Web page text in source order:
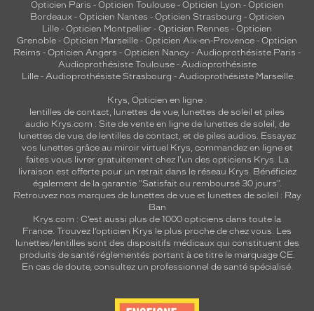
Opticien Paris - Opticien Toulouse- Opticien Lyon - Opticien
Bordeaux- Opticien Nantes - Opticien Strasbourg - Opticien
Lille - Opticien Montpellier - Opticien Rennes - Opticien
Grenoble - Opticien Marseille - Opticien Aix-en-Provence - Opticien
Reims - Opticien Angers - Opticien Nancy - Audioprothésiste Paris -
Audioprothésiste Toulouse- Audioprothésiste
Lille- Audioprothésiste Strasbourg - Audioprothésiste Marseille
Krys, Opticien en ligne :
lentilles de contact, lunettes de vue, lunettes de soleil et piles
audio Krys.com : Site de vente en ligne de lunettes de soleil, de
lunettes de vue, de lentilles de contact, et de piles audios. Essayez
vos lunettes grâce au miroir virtuel Krys, commandez en ligne et
faites vous livrer gratuitement chez l'un des opticiens Krys. La
livraison est offerte pour un retrait dans le réseau Krys. Bénéficiez
également de la garantie "Satisfait ou remboursé 30 jours".
Retrouvez nos marques de lunettes de vue et lunettes de soleil : Ray
Ban
Krys.com : C’est aussi plus de 1000 opticiens dans toute la
France. Trouvez l’opticien Krys le plus proche de chez vous. Les
lunettes/lentilles sont des dispositifs médicaux qui constituent des
produits de santé réglementés portant à ce titre le marquage CE.
En cas de doute, consultez un professionnel de santé spécialisé.